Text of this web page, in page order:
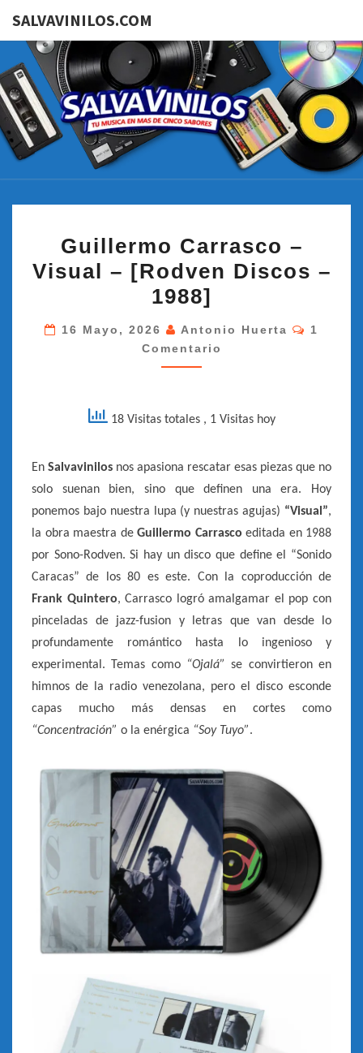
SALVAVINILOS.COM
Tu
Música
En Más
Sabores
CARRASCO
–
VISUAL
[RODVEN
Guillermo Carrasco –
Visual – [Rodven Discos –
1988]
16 Mayo, 2026 Antonio Huerta
1
Comentario
18 Visitas totales , 1 Visitas hoy
En Salvavinilos nos apasiona rescatar esas piezas que no
solo suenan bien, sino que definen una era. Hoy
ponemos bajo nuestra lupa (y nuestras agujas) “Visual”,
la obra maestra de Guillermo Carrasco editada en 1988
por Sono-Rodven. Si hay un disco que define el “Sonido
Caracas” de los 80 es este. Con la coproducción de
Frank Quintero, Carrasco logró amalgamar el pop con
pinceladas de jazz-fusion y letras que van desde lo
profundamente romántico hasta lo ingenioso y
experimental. Temas como “Ojalá” se convirtieron en
himnos de la radio venezolana, pero el disco esconde
capas mucho más densas en cortes como
“Concentración” o la enérgica “Soy Tuyo”.